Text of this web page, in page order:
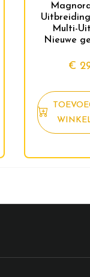
Multi-
Nieuwe
€